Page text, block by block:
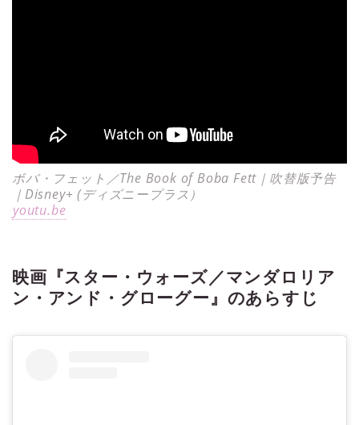
ボバ・フェット／The Book of Boba Fett｜吹替版予告
｜Disney+ (ディズニープラス）
youtu.be
映画『スター・ウォーズ／マンダロリア
ン・アンド・グローグー』のあらすじ